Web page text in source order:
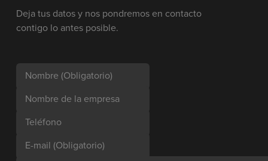
Deja tus datos y nos pondremos en contacto
contigo lo antes posible.
Nombre (Obligatorio)
Nombre de la empresa
Teléfono
E-mail (Obligatorio)